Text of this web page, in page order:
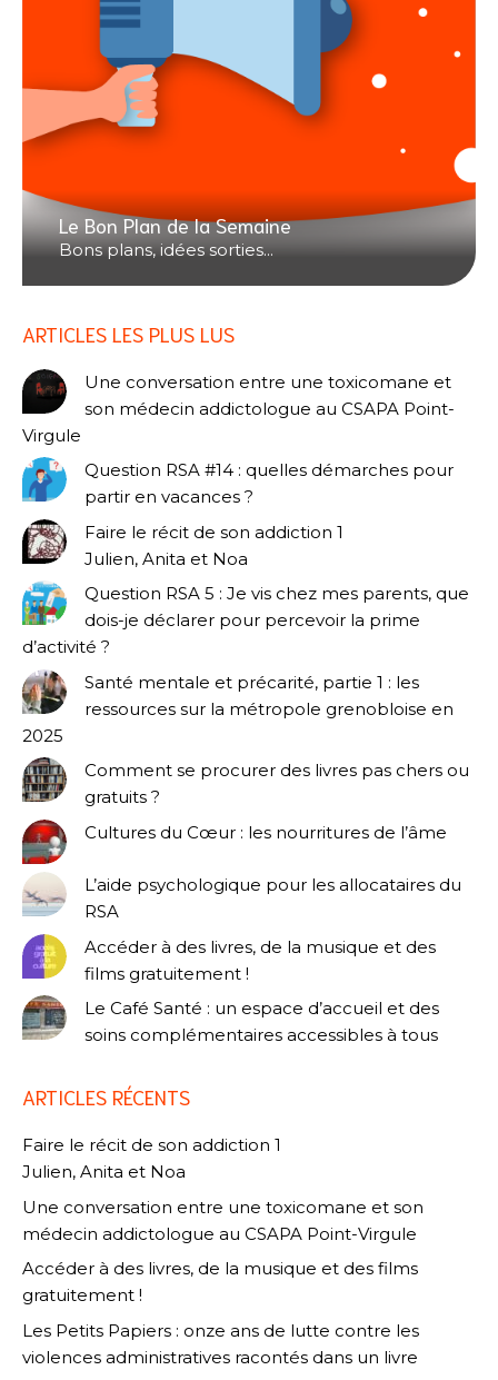
Le Bon Plan de la Semaine
Bons plans, idées sorties...
ARTICLES LES PLUS LUS
Une conversation entre une toxicomane et
son médecin addictologue au CSAPA Point-
Virgule
Question RSA #14 : quelles démarches pour
partir en vacances ?
Faire le récit de son addiction 1
Julien, Anita et Noa
Question RSA 5 : Je vis chez mes parents, que
dois-je déclarer pour percevoir la prime
d’activité ?
Santé mentale et précarité, partie 1 : les
ressources sur la métropole grenobloise en
2025
Comment se procurer des livres pas chers ou
gratuits ?
Cultures du Cœur : les nourritures de l’âme
L’aide psychologique pour les allocataires du
RSA
Accéder à des livres, de la musique et des
films gratuitement !
Le Café Santé : un espace d’accueil et des
soins complémentaires accessibles à tous
ARTICLES RÉCENTS
Faire le récit de son addiction 1
Julien, Anita et Noa
Une conversation entre une toxicomane et son
médecin addictologue au CSAPA Point-Virgule
Accéder à des livres, de la musique et des films
gratuitement !
Les Petits Papiers : onze ans de lutte contre les
violences administratives racontés dans un livre